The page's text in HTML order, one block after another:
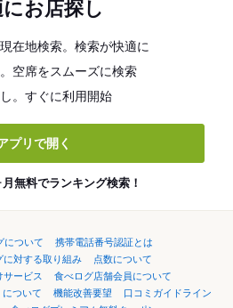
お店探し
在地検索。検索が快適に
空席をスムーズに検索
。すぐに利用開始
プリで開く
無料でランキング検索！
について
携帯電話番号認証とは
に対する取り組み
点数について
サービス
食べログ店舗会員について
ついて
機能改善要望
口コミガイドライン